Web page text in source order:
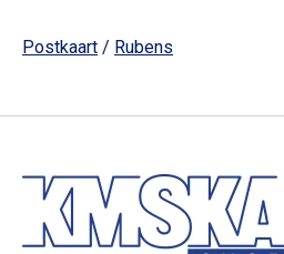
Postkaart / Rubens